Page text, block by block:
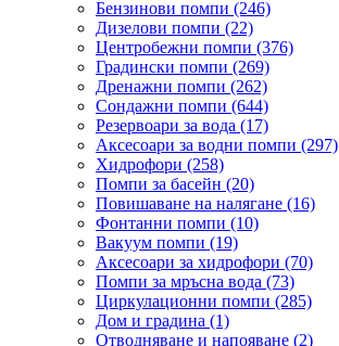
Бензинови помпи (246)
Дизелови помпи (22)
Центробежни помпи (376)
Градински помпи (269)
Дренажни помпи (262)
Сондажни помпи (644)
Резервоари за вода (17)
Аксесоари за водни помпи (297)
Хидрофори (258)
Помпи за басейн (20)
Повишаване на налягане (16)
Фонтанни помпи (10)
Вакуум помпи (19)
Аксесоари за хидрофори (70)
Помпи за мръсна вода (73)
Циркулационни помпи (285)
Дом и градина (1)
Отводняване и напояване (2)